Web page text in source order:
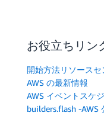
お役立ちリン
開始方法リソースセ
AWS の最新情報
AWS イベントスケ
builders.flash -AWS